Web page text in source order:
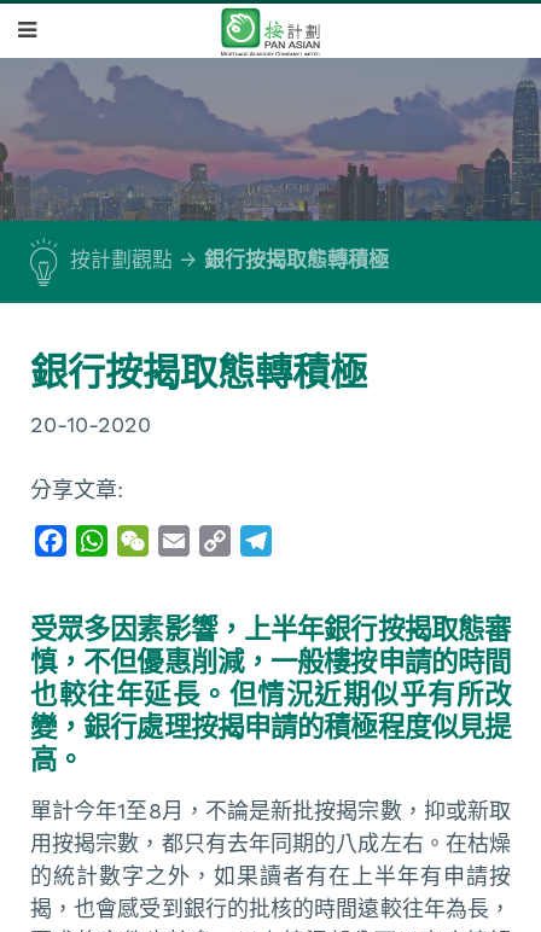
按計劃觀點 銀行按揭取態轉積極
銀行按揭取態轉積極
20-10-2020
分享文章:
e
b
o
o
k
W
t
s
A
p
W
h
a
t
i
l
y
L
i
n
e
g
r
a
受眾多因素影響，上半年銀行按揭取態審
慎，不但優惠削減，一般樓按申請的時間
也較往年延長。但情況近期似乎有所改
變，銀行處理按揭申請的積極程度似見提
高。
單計今年1至8月，不論是新批按揭宗數，抑或新取
用按揭宗數，都只有去年同期的八成左右。在枯燥
的統計數字之外，如果讀者有在上半年有申請按
揭，也會感受到銀行的批核的時間遠較往年為長，